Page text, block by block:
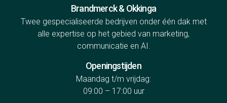
Brandmerck & Okkinga
Twee gespecialiseerde bedrijven onder één dak met
alle expertise op het gebied van marketing,
communicatie en AI.
Openingstijden
Maandag t/m vrijdag:
09:00 – 17:00 uur